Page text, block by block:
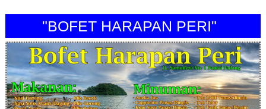
"BOFET HARAPAN PERI"